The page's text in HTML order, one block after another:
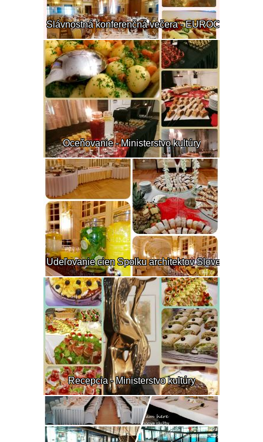
Slávnostná konferenčná večera - EUROCOMB
Oceňovanie - Ministerstvo kultúry
Udeľovanie cien Spolku architektov Slovenska
Recepcia - Ministerstvo kultúry